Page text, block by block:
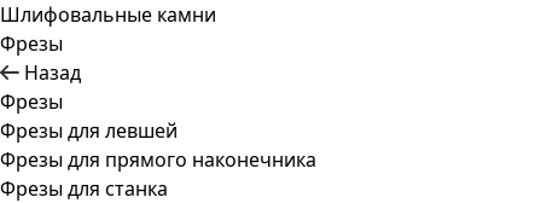
Шлифовальные камни
Фрезы
Назад
Фрезы
Фрезы для левшей
Фрезы для прямого наконечника
Фрезы для станка